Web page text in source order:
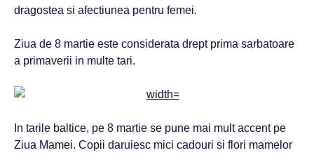
dragostea si afectiunea pentru femei.
Ziua de 8 martie este considerata drept prima sarbatoare
a primaverii in multe tari.
In tarile baltice, pe 8 martie se pune mai mult accent pe
Ziua Mamei. Copii daruiesc mici cadouri si flori mamelor